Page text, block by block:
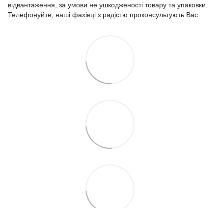
відвантаження, за умови не ушкодженості товару та упаковки.
Телефонуйте, наші фахівці з радістю проконсультують Вас